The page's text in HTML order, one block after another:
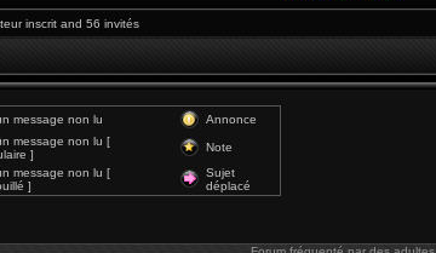
inscrit and 56 invités
message non lu
Annonce
message non lu [
]
Note
message non lu [
]
Sujet
déplacé